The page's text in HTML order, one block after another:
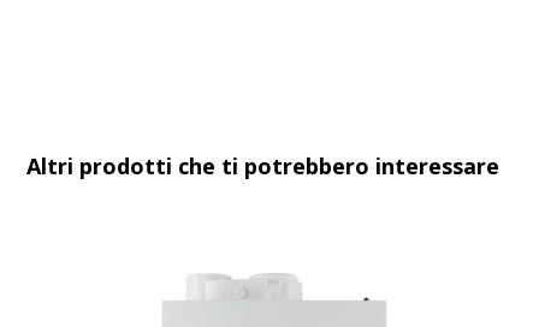
Altri prodotti che ti potrebbero interessare